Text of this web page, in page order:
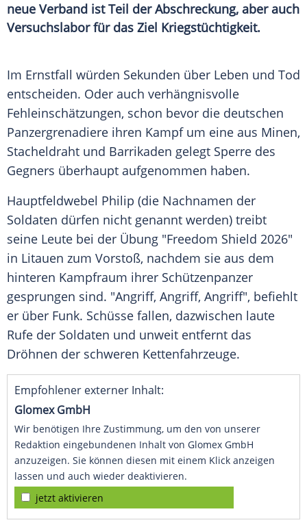
neue Verband ist Teil der Abschreckung, aber auch
Versuchslabor für das Ziel Kriegstüchtigkeit.
Im Ernstfall würden Sekunden über Leben und Tod
entscheiden. Oder auch verhängnisvolle
Fehleinschätzungen, schon bevor die deutschen
Panzergrenadiere ihren Kampf um eine aus Minen,
Stacheldraht und Barrikaden gelegt Sperre des
Gegners überhaupt aufgenommen haben.
Hauptfeldwebel Philip (die Nachnamen der
Soldaten dürfen nicht genannt werden) treibt
seine Leute bei der Übung "Freedom Shield 2026"
in Litauen zum Vorstoß, nachdem sie aus dem
hinteren Kampfraum ihrer Schützenpanzer
gesprungen sind. "Angriff, Angriff, Angriff", befiehlt
er über Funk. Schüsse fallen, dazwischen laute
Rufe der Soldaten und unweit entfernt das
Dröhnen der schweren Kettenfahrzeuge.
Empfohlener externer Inhalt:
Glomex GmbH
Wir benötigen Ihre Zustimmung, um den von unserer
Redaktion eingebundenen Inhalt von Glomex GmbH
anzuzeigen. Sie können diesen mit einem Klick anzeigen
lassen und auch wieder deaktivieren.
jetzt aktivieren